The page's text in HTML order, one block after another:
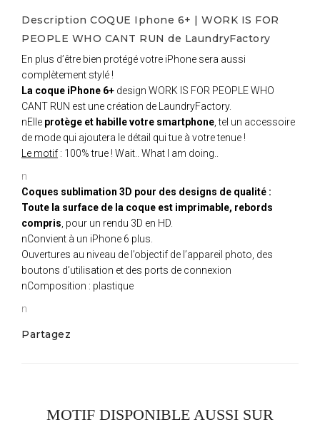
Description COQUE Iphone 6+ | WORK IS FOR
PEOPLE WHO CANT RUN de LaundryFactory
En plus d’être bien protégé votre iPhone sera aussi
complètement stylé !
La coque iPhone 6+ design WORK IS FOR PEOPLE WHO
CANT RUN est une création de LaundryFactory.
nElle protège et habille votre smartphone , tel un accessoire
de mode qui ajoutera le détail qui tue à votre tenue !
Le motif : 100% true ! Wait.. What I am doing..
n
Coques sublimation 3D pour des designs de qualité :
Toute la surface de la coque est imprimable, rebords
compris , pour un rendu 3D en HD.
nConvient à un iPhone 6 plus.
Ouvertures au niveau de l’objectif de l’appareil photo, des
boutons d’utilisation et des ports de connexion
nComposition : plastique
n
Partagez
MOTIF DISPONIBLE AUSSI SUR